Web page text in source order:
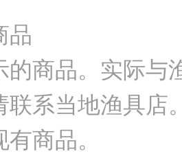
品
商品。实际与
联系当地渔具店
商品。